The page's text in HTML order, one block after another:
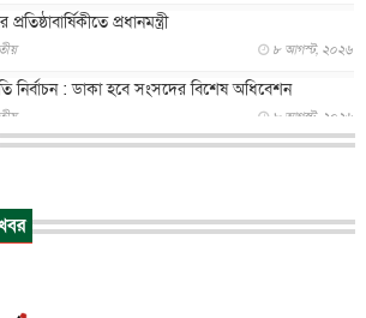
প্রতিষ্ঠাবার্ষিকীতে প্রধানমন্ত্রী
৮ আগস্ট, ২০২৬
নির্বাচন : ডাকা হবে সংসদের বিশেষ অধিবেশন
৮ আগস্ট, ২০২৬
সঙ্গে সাক্ষাতে খুদে শিল্পী অনুশ্রী রায়ের স্বপ...
তুরস্কের সঙ্গে প্রতিরক্ষা চুক্তি সৌদি আরবকে কতটা ন...
গ্রুমিং কেলেঙ্কারি : পাকিস্তানির অপরাধে অস্বস্তি...